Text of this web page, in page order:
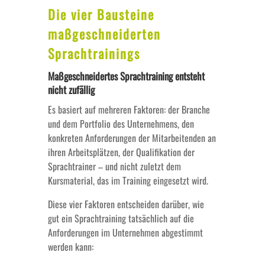
Die vier Bausteine
maßgeschneiderten
Sprachtrainings
Maßgeschneidertes Sprachtraining entsteht
nicht zufällig
Es basiert auf mehreren Faktoren: der Branche
und dem Portfolio des Unternehmens, den
konkreten Anforderungen der Mitarbeitenden an
ihren Arbeitsplätzen, der Qualifikation der
Sprachtrainer – und nicht zuletzt dem
Kursmaterial, das im Training eingesetzt wird.
Diese vier Faktoren entscheiden darüber, wie
gut ein Sprachtraining tatsächlich auf die
Anforderungen im Unternehmen abgestimmt
werden kann: